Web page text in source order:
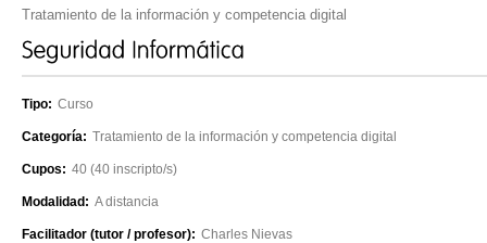
Tratamiento de la información y competencia digital
Tipo: Curso
Categoría: Tratamiento de la información y competencia digital
Cupos: 40 (40 inscripto/s)
Modalidad: A distancia
Facilitador (tutor / profesor): Charles Nievas